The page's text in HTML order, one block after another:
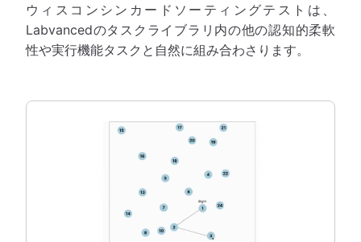
ウィスコンシンカードソーティングテストは、
Labvancedのタスクライブラリ内の他の認知的柔軟
性や実行機能タスクと自然に組み合わさります。